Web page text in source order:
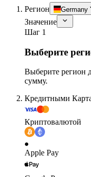
Регион Germany
Значение
Шаг 1
Выберите
Выберите регион
сумму.
Кредитными
Криптовалютой
Apple Pay